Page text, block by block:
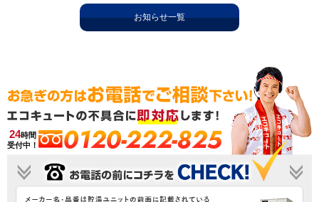
お知らせ一覧
24時間
受付中！
0120-222-825